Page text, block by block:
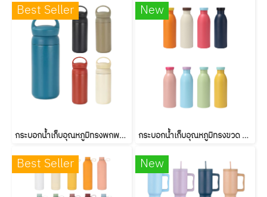
Best Seller
กระบอกน้ำเก็บอุณหภูมิทรงพกพามีหูหิ้ว ขนาด350ml/500ml
New
กระบอกน้ำเก็บอุณหภูมิทรงขวด ขนาด500ml
Best Seller New